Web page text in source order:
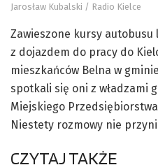
Jarosław Kubalski / Radio Kielce
Zawieszone kursy
z dojazdem do pracy do
mieszkańców Belna w
spotkali się oni z władzami
Miejskiego
Niestety rozmowy nie
CZYTAJ TAKŻE